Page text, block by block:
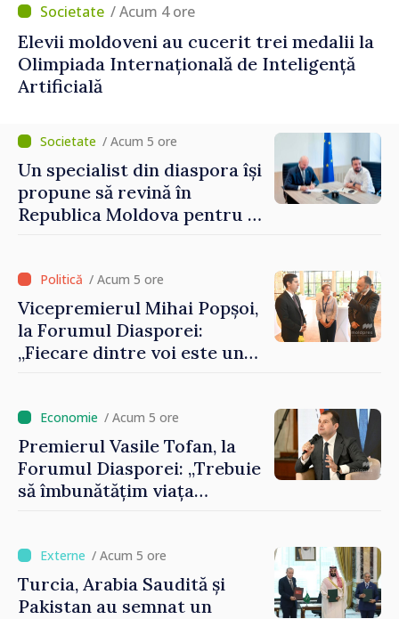
/ Acum 4 ore
Elevii moldoveni au cucerit trei medalii la
Olimpiada Internațională de Inteligență
Artificială
/ Acum 5 ore
Un specialist din diaspora își
propune să revină în
Republica Moldova pentru a
/ Acum 5 ore
Vicepremierul Mihai Popșoi,
la Forumul Diasporei:
„Fiecare dintre voi este un
imaginii Republicii Moldova”
/ Acum 5 ore
Premierul Vasile Tofan, la
Forumul Diasporei: „Trebuie
să îmbunătățim viața
/ Acum 5 ore
Turcia, Arabia Saudită și
Pakistan au semnat un